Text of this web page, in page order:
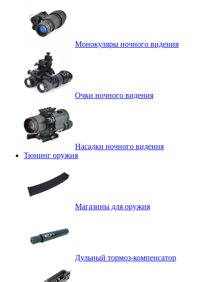
Монокуляры ночного видения
Очки ночного видения
Насадки ночного видения
Тюнинг оружия
Магазины для оружия
Дульный тормоз-компенсатор